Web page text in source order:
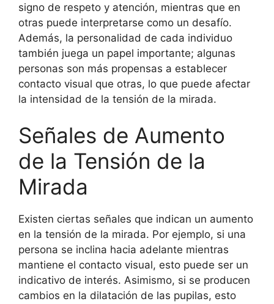
signo de respeto y atención, mientras que en
otras puede interpretarse como un desafío.
Además, la personalidad de cada individuo
también juega un papel importante; algunas
personas son más propensas a establecer
contacto visual que otras, lo que puede afectar
la intensidad de la tensión de la mirada.
Señales de Aumento
de la Tensión de la
Mirada
Existen ciertas señales que indican un aumento
en la tensión de la mirada. Por ejemplo, si una
persona se inclina hacia adelante mientras
mantiene el contacto visual, esto puede ser un
indicativo de interés. Asimismo, si se producen
cambios en la dilatación de las pupilas, esto